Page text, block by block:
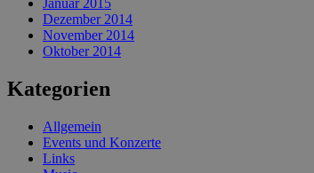
Dezember 2014
November 2014
Oktober 2014
Kategorien
Allgemein
Events und Konzerte
Links